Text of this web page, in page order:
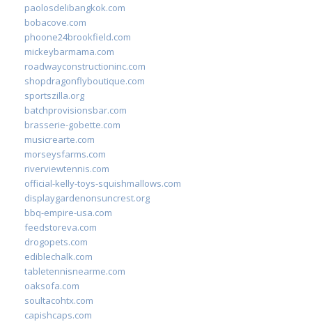
paolosdelibangkok.com
bobacove.com
phoone24brookfield.com
mickeybarmama.com
roadwayconstructioninc.com
shopdragonflyboutique.com
sportszilla.org
batchprovisionsbar.com
brasserie-gobette.com
musicrearte.com
morseysfarms.com
riverviewtennis.com
official-kelly-toys-squishmallows.com
displaygardenonsuncrest.org
bbq-empire-usa.com
feedstoreva.com
drogopets.com
ediblechalk.com
tabletennisnearme.com
oaksofa.com
soultacohtx.com
capishcaps.com